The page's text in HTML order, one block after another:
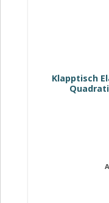
Klapptisch